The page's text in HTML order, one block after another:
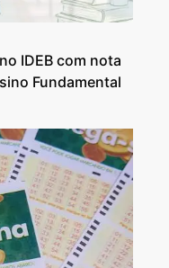
IDEB com nota
Fundamental